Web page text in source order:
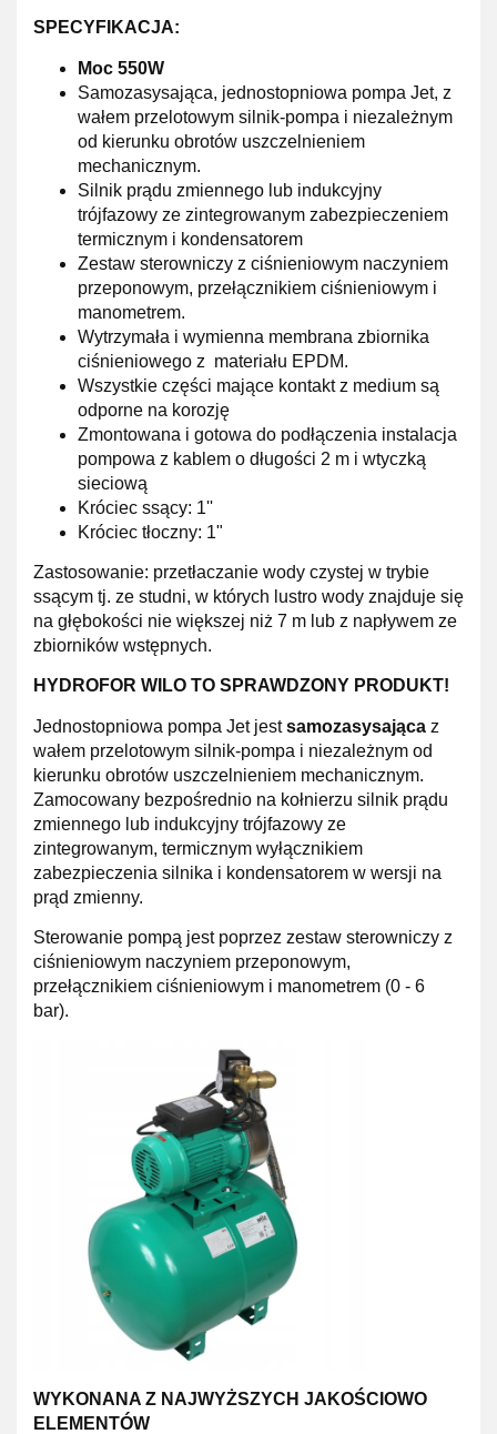
SPECYFIKACJA:
Moc 550W
Samozasysająca, jednostopniowa pompa Jet, z
wałem przelotowym silnik-pompa i niezależnym
od kierunku obrotów uszczelnieniem
mechanicznym.
Silnik prądu zmiennego lub indukcyjny
trójfazowy ze zintegrowanym zabezpieczeniem
termicznym i kondensatorem
Zestaw sterowniczy z ciśnieniowym naczyniem
przeponowym, przełącznikiem ciśnieniowym i
manometrem.
Wytrzymała i wymienna membrana zbiornika
ciśnieniowego z materiału EPDM.
Wszystkie części mające kontakt z medium są
odporne na korozję
Zmontowana i gotowa do podłączenia instalacja
pompowa z kablem o długości 2 m i wtyczką
sieciową
Króciec ssący: 1''
Króciec tłoczny: 1"
Zastosowanie: przetłaczanie wody czystej w trybie
ssącym tj. ze studni, w których lustro wody znajduje się
na głębokości nie większej niż 7 m lub z napływem ze
zbiorników wstępnych.
HYDROFOR WILO TO SPRAWDZONY PRODUKT!
Jednostopniowa pompa Jet jestsamozasysająca z
wałem przelotowym silnik-pompa i niezależnym od
kierunku obrotów uszczelnieniem mechanicznym.
Zamocowany bezpośrednio na kołnierzu silnik prądu
zmiennego lub indukcyjny trójfazowy ze
zintegrowanym, termicznym wyłącznikiem
zabezpieczenia silnika i kondensatorem w wersji na
prąd zmienny.
Sterowanie pompą jest poprzez zestaw sterowniczy z
ciśnieniowym naczyniem przeponowym,
przełącznikiem ciśnieniowym i manometrem (0 - 6
bar).
WYKONANA Z NAJWYŻSZYCH JAKOŚCIOWO
ELEMENTÓW